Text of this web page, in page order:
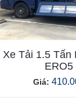
Xe Tải 1.5 Tấn
ERO5
Giá: